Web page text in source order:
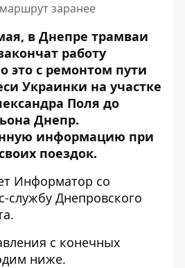
заранее
в Днепре трамваи
работу
это с ремонтом пути
Украинки на участке
Поля до
Днепр.
информацию при
поездок.
Информатор со
службу Днепровского
.
с конечных
ниже.